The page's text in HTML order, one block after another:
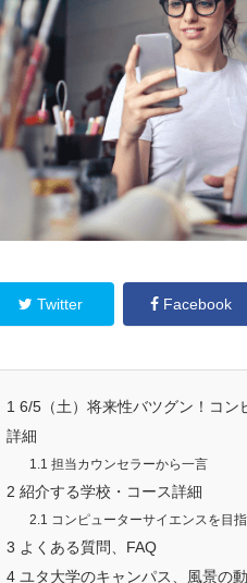
Twitter Facebook
1 6/5（土）将来性バツグン！コン
詳細
1.1 担当カウンセラーから一言
2 紹介する学校・コース詳細
2.1 コンピューターサイエンスを目
3 よくある質問、FAQ
4 ユタ大学のキャンパス、風景の